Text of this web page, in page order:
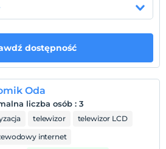
5 dakika mesafede olup, Altın
plajımızda şezlong, minder,
ve günde iki defa Otel – Plaj
Otelimizin Teras
Pokaż na mapie
dostępność
Oda
liczba osób : 3
telewizor
telewizor LCD
internet